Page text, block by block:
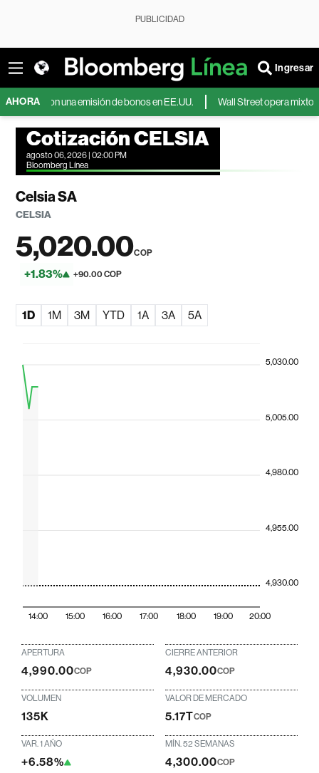
PUBLICIDAD
Ingresar
AHORA
con una emisión de bonos en EE.UU. Wall Street opera mixto
Cotización CELSIA
agosto 06, 2026 | 02:00 PM
Bloomberg Línea
Celsia SA
CELSIA
5,020.00COP
+1.83% +90.00 COP
1D 1M 3M YTD 1A 3A 5A
14:00 15:00 16:00 17:00 18:00 19:00 20:00
4,930.00
4,955.00
4,980.00
5,005.00
5,030.00
APERTURA
4,990.00COP
CIERRE ANTERIOR
4,930.00COP
VOLUMEN
135K
VALOR DE MERCADO
5.17TCOP
VAR. 1 AÑO
+6.58%
MÍN. 52 SEMANAS
4,300.00COP